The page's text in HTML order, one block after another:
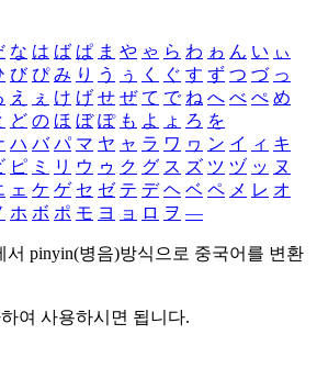
な は ば ぱ ま や ゃ ら わ ゎ ん い ぃ
び ぴ み り う ぅ く ぐ す ず つ づ っ
え ぇ け げ せ ぜ て で ね へ べ ぺ め
ど の ほ ぼ ぽ も よ ょ ろ を
ハ バ パ マ ヤ ャ ラ ワ ヮ ン イ ィ キ
ピ ミ リ ウ ゥ ク グ ス ズ ツ ヅ ッ ヌ
ェ ケ ゲ セ ゼ テ デ ヘ ベ ペ メ レ オ
ホ ボ ポ モ ヨ ョ ロ ヲ ―
서 pinyin(병음)방식으로 중국어를 변환
여 사용하시면 됩니다.